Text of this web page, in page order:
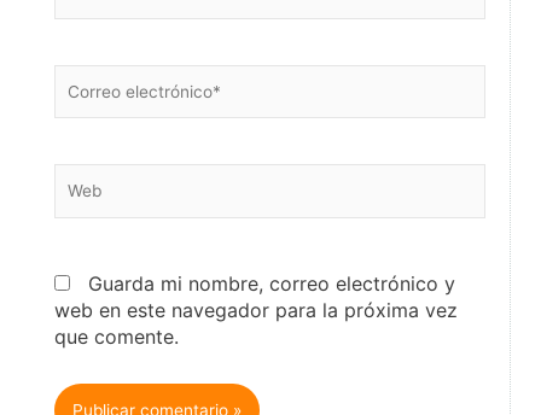
electrónico*
Guarda mi nombre, correo electrónico y
web en este navegador para la próxima vez
que comente.